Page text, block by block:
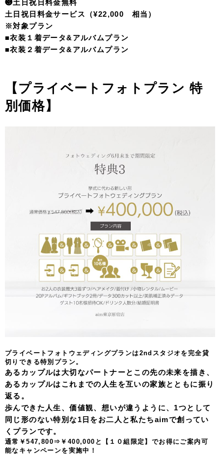
❸土日祝日料金無料
土日祝日料金サービス（¥22,000 相当）
※対象プラン
■衣装１着データ&アルバムプラン
■衣装２着データ&アルバムプラン
【プライベートフォトプラン 特
別価格】
プライベートフォトウェディングプランは2ndスタジオを完全貸
切りできる特別プラン。
あるカップルは大切なパートナーとこの先の未来を描き、
あるカップルはこれまでの人生を互いの家族とともに振り
返る。
歩んできた人生、価値観、想いが違うように、1つとして
同じ形のない特別な1日をお二人と私たちaimで創ってい
くプランです。
通常￥547,800⇒￥400,000と【１０組限定】でお得にご案内可
能なキャンペーンを実施中！